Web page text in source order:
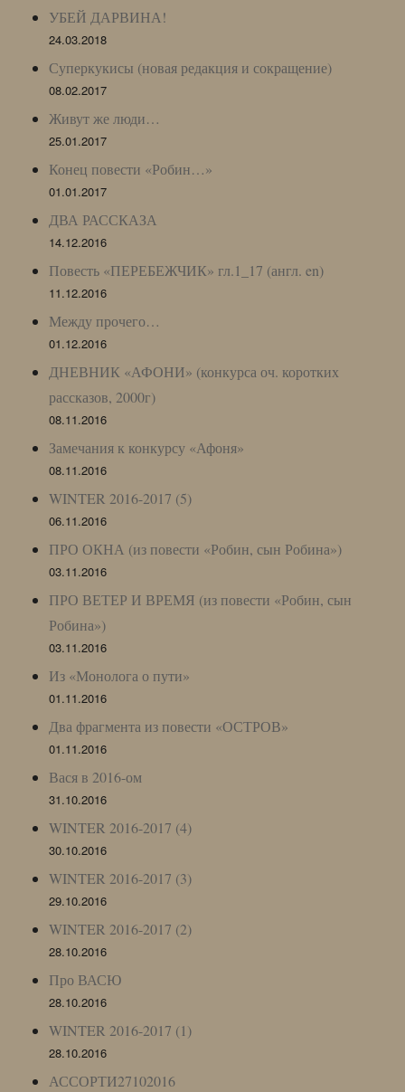
УБЕЙ ДАРВИНА!
24.03.2018
Суперкукисы (новая редакция и сокращение)
08.02.2017
Живут же люди…
25.01.2017
Конец повести «Робин…»
01.01.2017
ДВА РАССКАЗА
14.12.2016
Повесть «ПЕРЕБЕЖЧИК» гл.1_17 (англ. en)
11.12.2016
Между прочего…
01.12.2016
ДНЕВНИК «АФОНИ» (конкурса оч. коротких
рассказов, 2000г)
08.11.2016
Замечания к конкурсу «Афоня»
08.11.2016
WINTER 2016-2017 (5)
06.11.2016
ПРО ОКНА (из повести «Робин, сын Робина»)
03.11.2016
ПРО ВЕТЕР И ВРЕМЯ (из повести «Робин, сын
Робина»)
03.11.2016
Из «Монолога о пути»
01.11.2016
Два фрагмента из повести «ОСТРОВ»
01.11.2016
Вася в 2016-ом
31.10.2016
WINTER 2016-2017 (4)
30.10.2016
WINTER 2016-2017 (3)
29.10.2016
WINTER 2016-2017 (2)
28.10.2016
Про ВАСЮ
28.10.2016
WINTER 2016-2017 (1)
28.10.2016
АССОРТИ27102016